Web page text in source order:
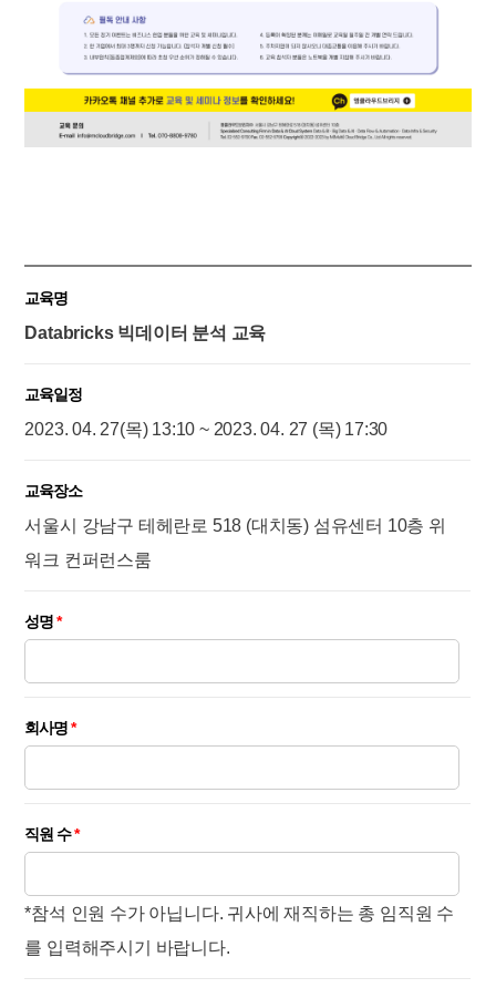
교육명
Databricks 빅데이터 분석 교육
교육일정
2023. 04. 27(목) 13:10 ~ 2023. 04. 27 (목) 17:30
교육장소
서울시 강남구 테헤란로 518 (대치동) 섬유센터 10층 위
워크 컨퍼런스룸
성명 *
회사명 *
직원 수*
*참석 인원 수가 아닙니다. 귀사에 재직하는 총 임직원 수
를 입력해주시기 바랍니다.